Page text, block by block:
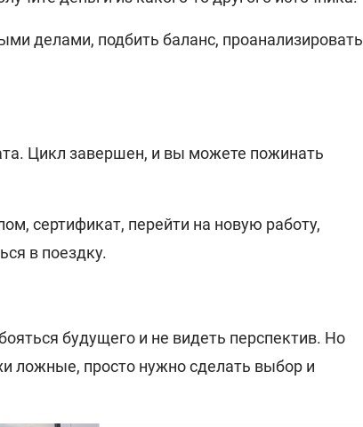
делами, подбить баланс, проанализировать
Цикл завершен, и вы можете пожинать
сертификат, перейти на новую работу,
в поездку.
будущего и не видеть перспектив. Но
ложные, просто нужно сделать выбор и